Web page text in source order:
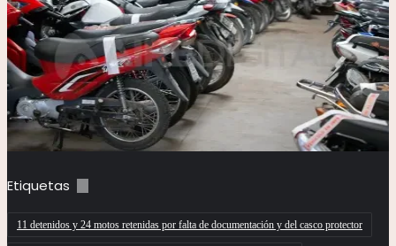
Etiquetas
11 detenidos y 24 motos retenidas por falta de documentación y del casco protector